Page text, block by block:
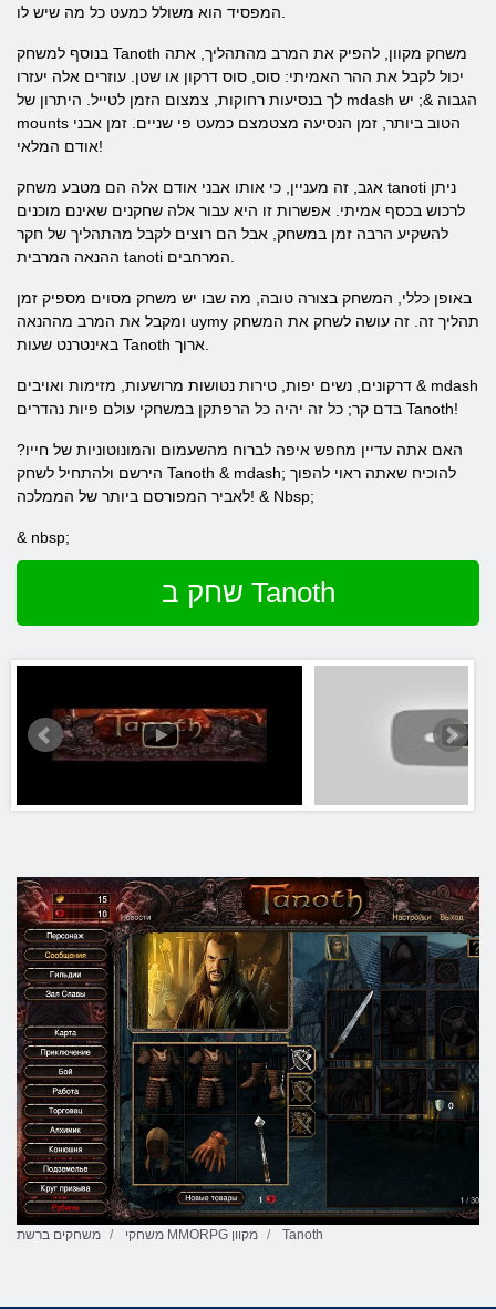
בנוסף למשחק Tanoth משחק מקוון, להפיק את המרב מהתהליך, אתה
יכול לקבל את ההר האמיתי: סוס, סוס דרקון או שטן. עוזרים אלה יעזרו
לך בנסיעות רחוקות, צמצום הזמן לטייל. היתרון של mdash הגבוה &; יש
mounts הטוב ביותר, זמן הנסיעה מצטמצם כמעט פי שניים. זמן אבני
אודם המלאי!
אגב, זה מעניין, כי אותו אבני אודם אלה הם מטבע משחק tanoti ניתן
לרכוש בכסף אמיתי. אפשרות זו היא עבור אלה שחקנים שאינם מוכנים
להשקיע הרבה זמן במשחק, אבל הם רוצים לקבל מהתהליך של חקר
באופן כללי, המשחק בצורה טובה, מה שבו יש משחק מסוים מספיק זמן
ומקבל את המרב מההנאה uymy תהליך זה. זה עושה לשחק את המשחק
דרקונים, נשים יפות, טירות נטושות מרושעות, מזימות ואויבים & mdash
בדם קר; כל זה יהיה כל הרפתקן במשחקי עולם פיות נהדרים Tanoth!
האם אתה עדיין מחפש איפה לברוח מהשעמום והמונוטוניות של חייו?
הירשם ולהתחיל לשחק Tanoth & mdash; להוכיח שאתה ראוי להפוך
לאביר המפורסם ביותר של הממלכה! & Nbsp;
& nbsp;
שחק ב Tanoth
משחקים ברשת משחקי MMORPG מקוון Tanoth